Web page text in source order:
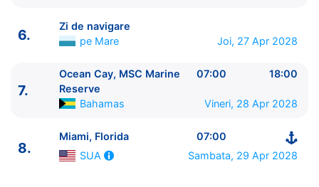
ITINERARIU
Ziua | Portul | Sosire - Plecare
Miami, Florida SUA
⚓ - 16:30
2.
Zi de navigare
0:00 - 0:00
Roatan Honduras
6.
Zi de navigare
pe Mare
Joi, 27 Apr 2028
7.
Ocean Cay, MSC Marine
Reserve
07:00 18:00
Bahamas Vineri, 28 Apr 2028
8.
Miami, Florida
07:00
SUA
Sambata, 29 Apr 2028